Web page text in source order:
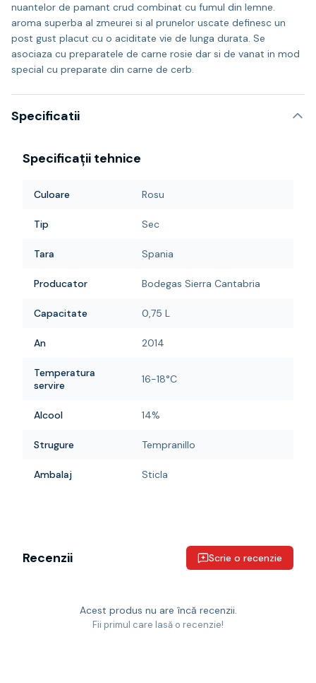
nuantelor de pamant crud combinat cu fumul din lemne.
aroma superba al zmeurei si al prunelor uscate definesc un
post gust placut cu o aciditate vie de lunga durata. Se
asociaza cu preparatele de carne rosie dar si de vanat in mod
special cu preparate din carne de cerb.
Specificatii
Specificații tehnice
Culoare Rosu
Tip Sec
Tara Spania
Producator Bodegas Sierra Cantabria
Capacitate 0,75 L
An 2014
Temperatura
servire
16-18°C
Alcool 14%
Strugure Tempranillo
Ambalaj Sticla
Recenzii Scrie o recenzie
Acest produs nu are încă recenzii.
Fii primul care lasă o recenzie!